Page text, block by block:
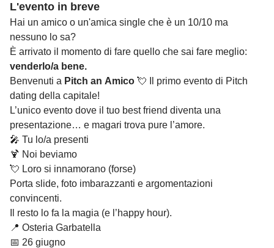
L'evento in breve
Hai un amico o un'amica single che è un 10/10 ma
nessuno lo sa?
È arrivato il momento di fare quello che sai fare meglio:
venderlo/a bene.
Benvenuti a Pitch an Amico 💘 Il primo evento di Pitch
dating della capitale!
L’unico evento dove il tuo best friend diventa una
presentazione… e magari trova pure l’amore.
🎤 Tu lo/a presenti
🍹 Noi beviamo
💘 Loro si innamorano (forse)
Porta slide, foto imbarazzanti e argomentazioni
convincenti.
Il resto lo fa la magia (e l’happy hour).
📍 Osteria Garbatella
📅 26 giugno